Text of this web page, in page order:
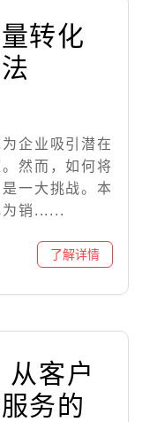
转化
企业吸引潜在
然而，如何将
一大挑战。本
为销......
从客户
务的